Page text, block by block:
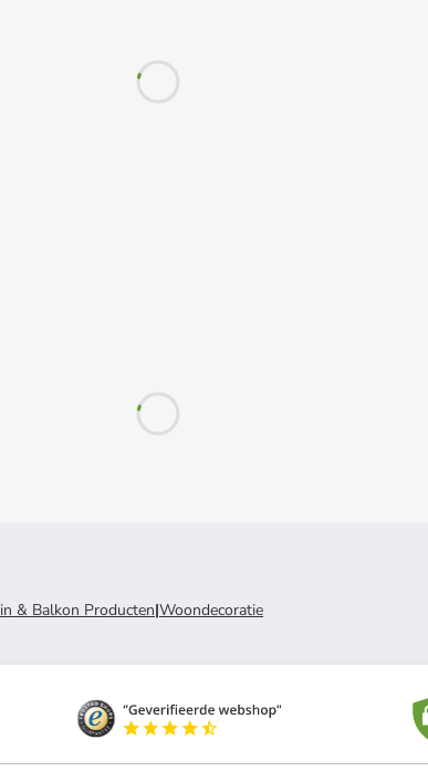
& Balkon Producten|Woondecoratie